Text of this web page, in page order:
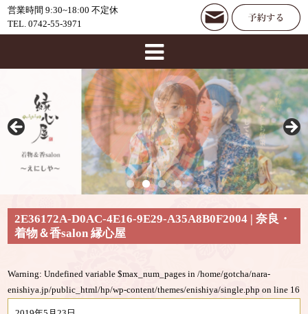
営業時間 9:30~18:00 不定休
TEL. 0742-55-3971
2E36172A-D0AC-4E16-9E29-A35A8B0F2004 | 奈良・
着物＆香salon 縁心屋
Warning: Undefined variable $max_num_pages in/home/gotcha/nara-
enishiya.jp/public_html/hp/wp-content/themes/enishiya/single.php on line 16